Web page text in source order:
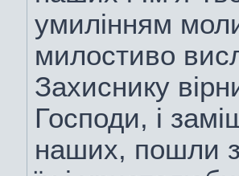
умилінням
милостиво
Захиснику
Господи, і
наших, пошли